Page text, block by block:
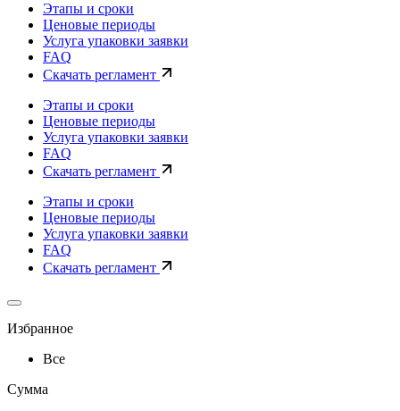
Этапы и сроки
Ценовые периоды
Услуга упаковки заявки
FAQ
Скачать регламент
Этапы и сроки
Ценовые периоды
Услуга упаковки заявки
FAQ
Скачать регламент
Этапы и сроки
Ценовые периоды
Услуга упаковки заявки
FAQ
Скачать регламент
Избранное
Все
Сумма